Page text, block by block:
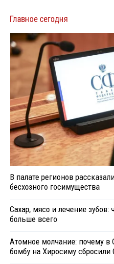
Главное сегодня
В палате регионов
бесхозного госимущества
Сахар, мясо и лечение
больше всего
Атомное молчание: почему в
бомбу на Хиросиму